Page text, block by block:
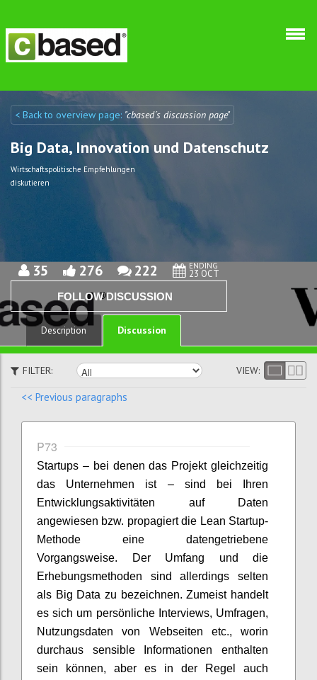
Discuto
Discuto
< Back to overview page: "cbased´s discussion page"
Big Data, Innovation und Datenschutz
Wirtschaftspolitische Empfehlungen
diskutieren
35 276 222 ENDING
23 OCT
FOLLOW DISCUSSION
Description Discussion
FILTER: VIEW:
<< Previous paragraphs
P73
Startups – bei denen das Projekt gleichzeitig
das Unternehmen ist – sind bei Ihren
Entwicklungsaktivitäten auf Daten
angewiesen bzw. propagiert die Lean Startup-
Methode eine datengetriebene
Vorgangsweise. Der Umfang und die
Erhebungsmethoden sind allerdings selten
als Big Data zu bezeichnen. Zumeist handelt
es sich um persönliche Interviews, Umfragen,
Nutzungsdaten von Webseiten etc., worin
durchaus sensible Informationen enthalten
sein können, aber es in der Regel auch